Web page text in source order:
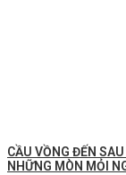
CẦU VỒNG ĐẾN
NHỮNG MÒN MỎI